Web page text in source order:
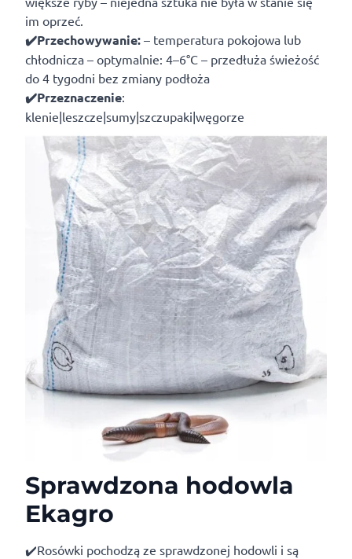
im oprzeć.
✔️Przechowywanie: – temperatura pokojowa lub
chłodnicza – optymalnie: 4–6°C – przedłuża świeżość
do 4 tygodni bez zmiany podłoża
✔️Przeznaczenie:
klenie|leszcze|sumy|szczupaki|węgorze
Sprawdzona hodowla
Ekagro
✔️Rosówki pochodzą ze sprawdzonej hodowli i są